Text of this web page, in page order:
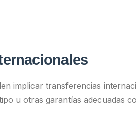
implicar transferencias
u otras garantías adecuadas